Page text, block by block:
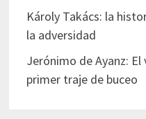
Károly Takács: la
la adversidad
Jerónimo de Ayanz:
primer traje de buceo